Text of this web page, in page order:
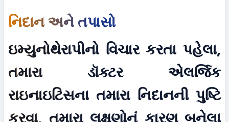
નિદાન અને તપાસો
ઇમ્યુનોથેરાપીનો વિચાર કરતા પહેલા,
તમારા ડૉક્ટર એલર્જિક
રાઇનાઇટિસના તમારા નિદાનની પુષ્ટિ
કરવા, તમારા લક્ષણોનું કારણ બનેલા